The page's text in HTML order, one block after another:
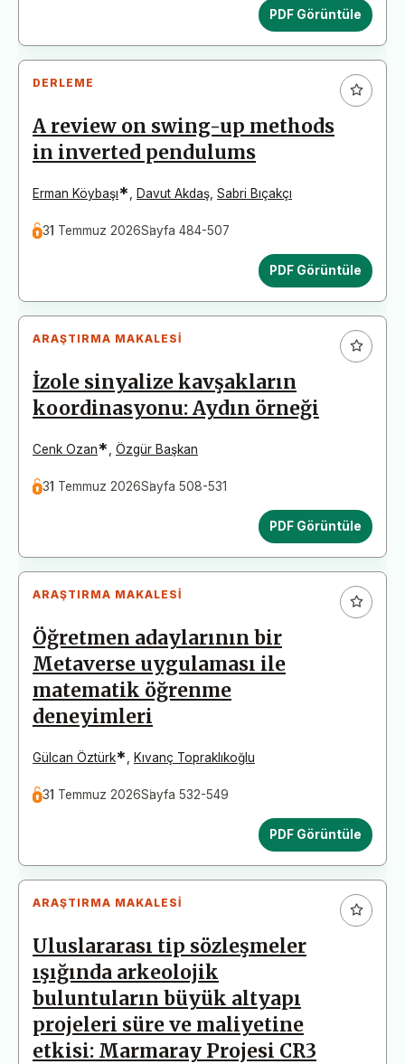
PDF Görüntüle
DERLEME
A review on swing-up methods
in inverted pendulums
Erman Köybaşı* Davut Akdaş Sabri Bıçakçı
31 Temmuz 2026Sayfa 484-507
PDF Görüntüle
ARAŞTIRMA MAKALESI
İzole sinyalize kavşakların
koordinasyonu: Aydın örneği
Cenk Ozan* Özgür Başkan
31 Temmuz 2026Sayfa 508-531
PDF Görüntüle
ARAŞTIRMA MAKALESI
Öğretmen adaylarının bir
Metaverse uygulaması ile
matematik öğrenme
deneyimleri
Gülcan Öztürk* Kıvanç Topraklıkoğlu
31 Temmuz 2026Sayfa 532-549
PDF Görüntüle
ARAŞTIRMA MAKALESI
Uluslararası tip sözleşmeler
ışığında arkeolojik
buluntuların büyük altyapı
projeleri süre ve maliyetine
etkisi: Marmaray Projesi CR3